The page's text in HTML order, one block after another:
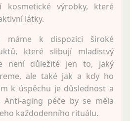
kosmetické výrobky, které
látky.
máme k dispozici široké
které slibují mladistvý
není důležité jen to, jaký
ale také jak a kdy ho
k úspěchu je důslednost a
Anti-aging péče by se měla
každodenního rituálu.